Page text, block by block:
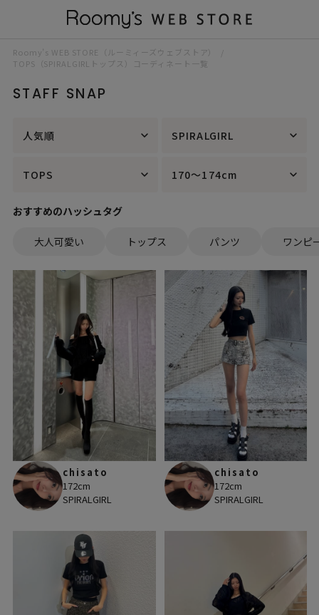
Roomy’s WEB STORE（ルーミィーズウェブストア）
TOPS（SPIRALGIRLトップス）コーディネート一覧
STAFF SNAP
人気順 SPIRALGIRL
TOPS 170～174cm
おすすめのハッシュタグ
大人可愛い トップス パンツ ワンピ
chisato
172cm
SPIRALGIRL
chisato
172cm
SPIRALGIRL